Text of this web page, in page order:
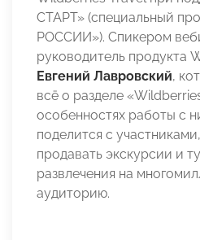
СТАРТ» (специальный
РОССИИ»). Спикером
руководитель продукта
Евгений Лавровский,
всё о разделе
особенностях работы с
поделится с
продавать экскурсии и
развлечения на
аудиторию.